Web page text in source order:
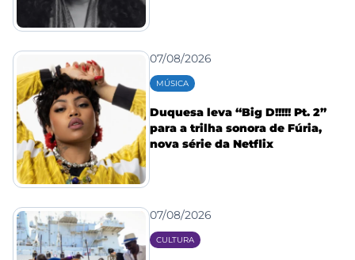
07/08/2026
MÚSICA
Duquesa leva “Big D!!!!! Pt. 2”
para a trilha sonora de Fúria,
nova série da Netflix
07/08/2026
CULTURA